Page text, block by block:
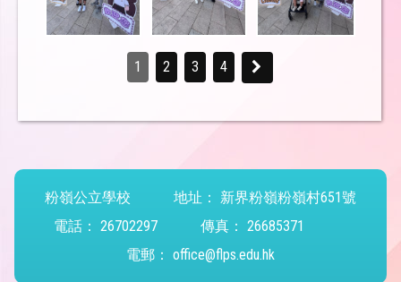
1 2 3 4
粉嶺公立學校 地址：
新界粉嶺粉嶺村651號
電話： 26702297 傳真： 26685371
電郵： office@flps.edu.hk